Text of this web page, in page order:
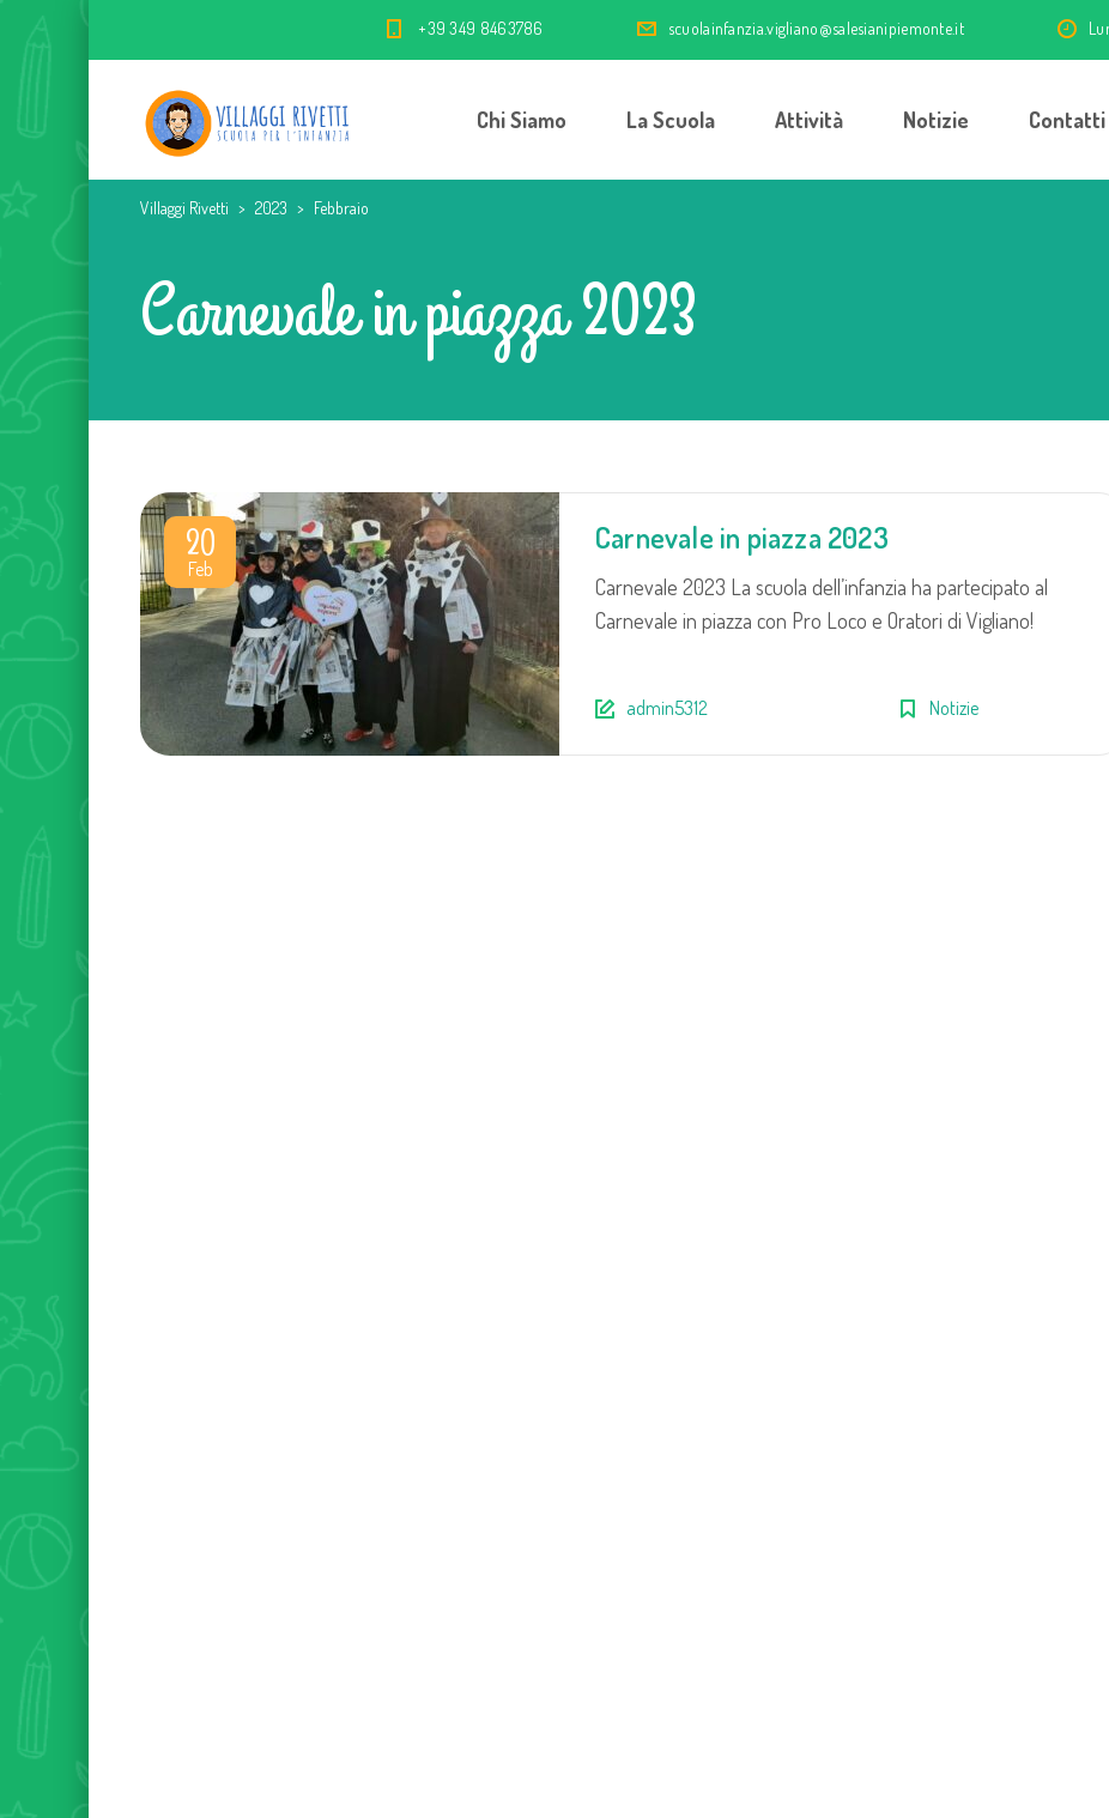
+39 349 8463786 scuolainfanzia.vigliano@salesianipiemonte.it
Chi Siamo La Scuola Attività Notizie Contatti
Villaggi Rivetti > 2023 > Febbraio
Carnevale in piazza 2023
20
Feb
Carnevale in piazza 2023
Carnevale 2023 La scuola dell’infanzia ha partecipato al
Carnevale in piazza con Pro Loco e Oratori di Vigliano!
admin5312 Notizie